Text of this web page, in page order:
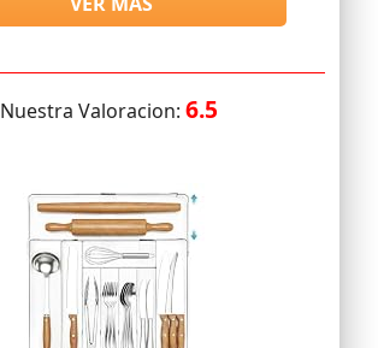
Nuestra Valoracion: 6.5